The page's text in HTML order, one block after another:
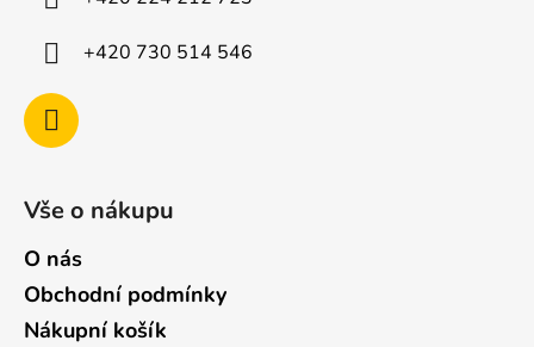
+420 730 514 546
Vše o nákupu
O nás
Obchodní podmínky
Nákupní košík